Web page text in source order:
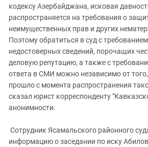
кодексу Азербайджана, исковая
распространяется на требования о
неимущественных прав и других
Поэтому обратиться в суд с
недостоверных сведений, порочащих
деловую репутацию, а также с
ответа в СМИ можно независимо от
прошло с момента распространения
сказал юрист корреспонденту
анонимности.
Сотрудник Ясамальского районного
информацию о заседании по иску